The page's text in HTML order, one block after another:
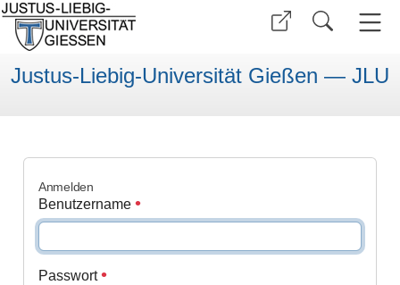
Justus-Liebig-Universität Gießen — JLU
Anmelden
Benutzername
Passwort